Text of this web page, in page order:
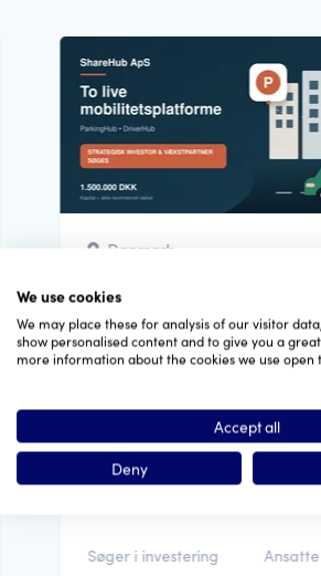
Danmark
mobilitetsplatforme søger
investor...
ParkingHub og DriverHub fra
produkter til kommercielt
skalerbare forretninger....
Søger i investering Ansatte
We use cookies
We may place these for analysis of our visitor
show personalised content and to give you a
more information about the cookies we use open
Accept all
Deny